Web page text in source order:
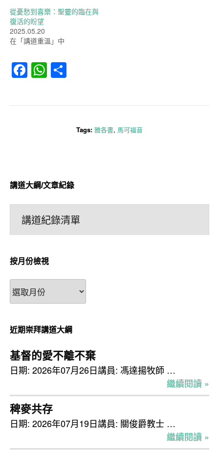
從憂愁到喜樂：聖靈的臨在與
復活的盼望
2025.05.20
在「講道重溫」中
Facebook
WhatsApp
Tags: 雅各書, 馬可福音
講道大綱/文章紀錄
講道紀錄清單
按月份檢視
按
月
檢
視
近期崇拜講道大綱
基督的愛不離不棄
日期: 2026年07月26日講員: 馮達揚牧師 …
繼續閱讀 »
稗麥共存
日期: 2026年07月19日講員: 關俊爵教士 …
繼續閱讀 »